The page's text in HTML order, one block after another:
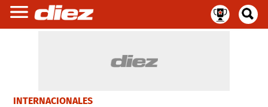
INTERNACIONALES